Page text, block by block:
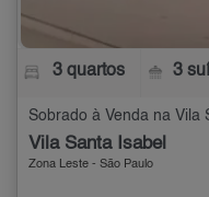
3 quartos 3
Sobrado à Venda na Vila
Vila Santa Isabel
Zona Leste - São Paulo